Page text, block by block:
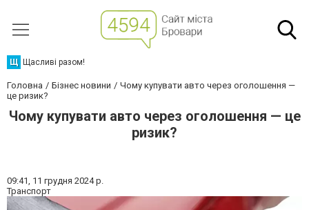
Щ Щасливі разом!
Головна Бізнес новини
Чому купувати авто через оголошення —
це ризик?
Чому купувати авто через оголошення — це
ризик?
09:41, 11 грудня 2024 р.
Транспорт